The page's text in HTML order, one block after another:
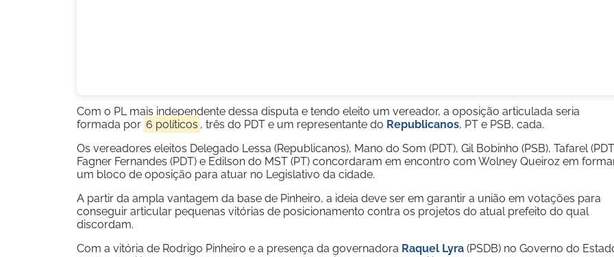
Com o PL mais independente dessa disputa e tendo eleito um vereador, a oposição articulada seria
formada por 6 políticos , três do PDT e um representante do Republicanos, PT e PSB, cada.
Os vereadores eleitos Delegado Lessa (Republicanos), Mano do Som (PDT), Gil Bobinho (PSB), Tafarel
Fagner Fernandes (PDT) e Edilson do MST (PT) concordaram em encontro com Wolney Queiroz em
um bloco de oposição para atuar no Legislativo da cidade.
A partir da ampla vantagem da base de Pinheiro, a ideia deve ser em garantir a união em votações para
conseguir articular pequenas vitórias de posicionamento contra os projetos do atual prefeito do qual
discordam.
Com a vitória de Rodrigo Pinheiro e a presença da governadora Raquel Lyra (PSDB) no Governo do